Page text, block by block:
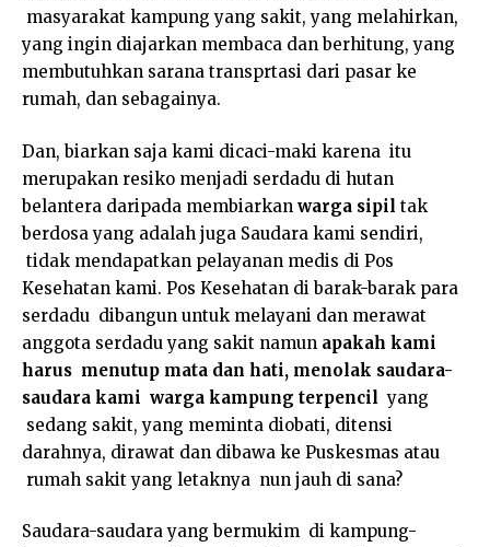
masyarakat kampung yang sakit, yang melahirkan,
yang ingin diajarkan membaca dan berhitung, yang
membutuhkan sarana transprtasi dari pasar ke
rumah, dan sebagainya.
Dan, biarkan saja kami dicaci-maki karena itu
merupakan resiko menjadi serdadu di hutan
belantera daripada membiarkan warga sipil tak
berdosa yang adalah juga Saudara kami sendiri,
tidak mendapatkan pelayanan medis di Pos
Kesehatan kami. Pos Kesehatan di barak-barak para
serdadu dibangun untuk melayani dan merawat
anggota serdadu yang sakit namun apakah kami
harus menutup mata dan hati, menolak saudara-
saudara kami warga kampung terpencil yang
sedang sakit, yang meminta diobati, ditensi
darahnya, dirawat dan dibawa ke Puskesmas atau
rumah sakit yang letaknya nun jauh di sana?
Saudara-saudara yang bermukim di kampung-